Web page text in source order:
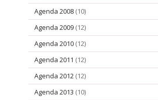
Agenda 2008 (10)
Agenda 2009 (12)
Agenda 2010 (12)
Agenda 2011 (12)
Agenda 2012 (12)
Agenda 2013 (10)